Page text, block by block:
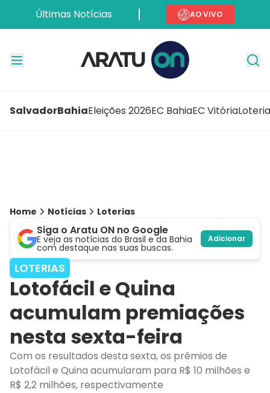
Últimas Notícias AO VIVO
SalvadorBahiaEleições 2026EC BahiaEC Vitória
Home Notícias Loterias
Siga o Aratu ON no Google
E veja as notícias do Brasil e da Bahia
com destaque nas suas buscas.
Adicionar
LOTERIAS
Lotofácil e Quina
acumulam premiações
nesta sexta-feira
Com os resultados desta sexta, os prêmios de
Lotofácil e Quina acumularam para R$ 10 milhões e
R$ 2,2 milhões, respectivamente